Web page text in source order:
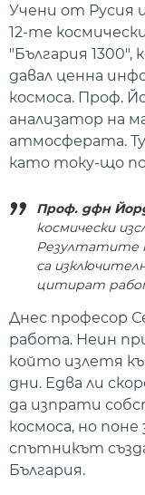
Учени от Русия
12-те
"България
давал ценна
космоса. Проф.
анализатор на
атмосферата.
като току-що
Проф. дфн
космически
Резултатите
са
цитират
Днес професор
работа. Неин
който излетя
дни. Едва ли
да изпрати
космоса, но
спътникът
България.